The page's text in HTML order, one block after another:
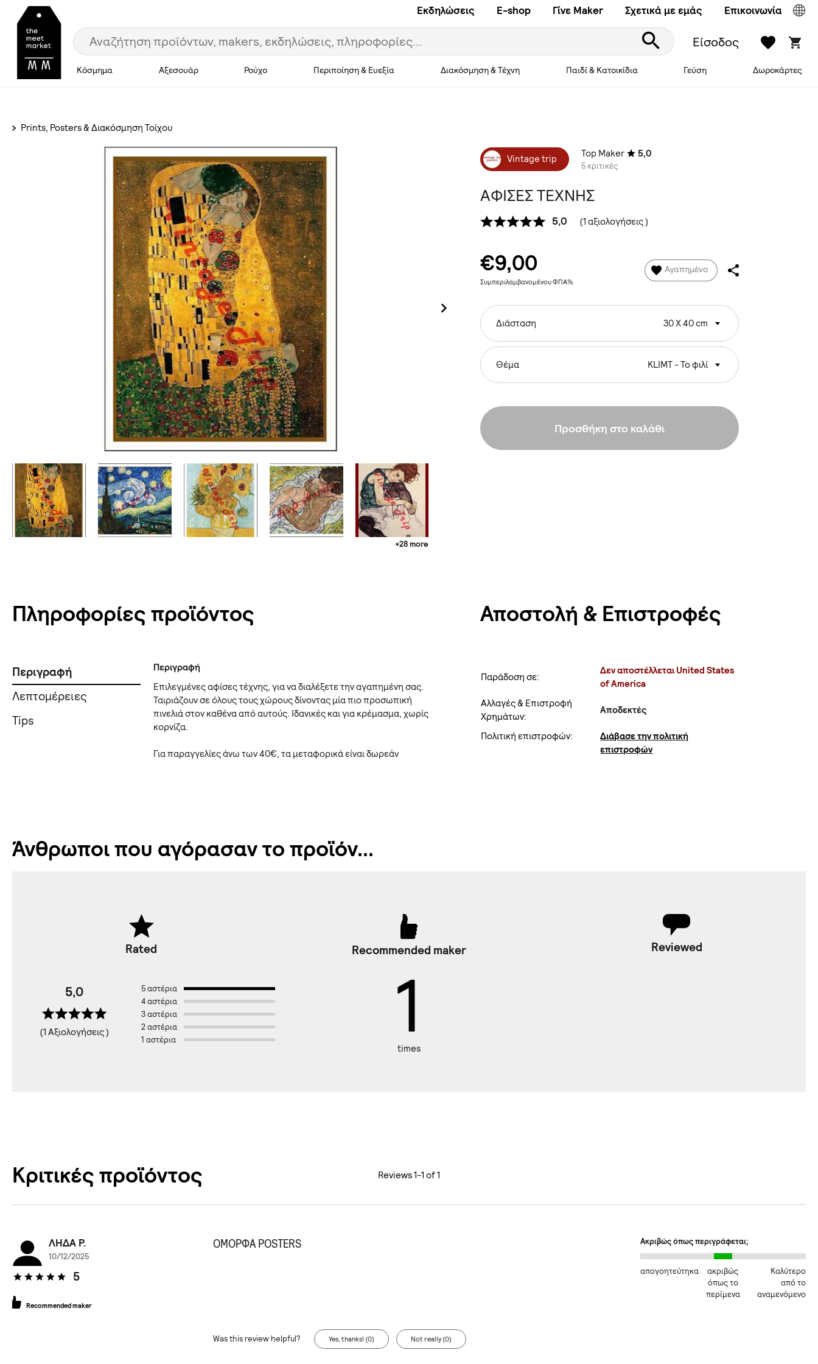
Εκδηλώσεις E-shop Γίνε Maker Σχετικά με εμάς Επικοινωνία
Είσοδος
Κόσμημα Αξεσουάρ Ρούχο Περιποίηση & Ευεξία Διακόσμηση & Τέχνη Παιδί & Κατοικίδια Γεύση Δωροκάρτες
Prints, Posters & Διακόσμηση Τοίχου
+28 more
Vintage trip Top Maker 5,0
5 κριτικές
ΑΦΙΣΕΣ ΤΕΧΝΗΣ
5,0 (1 αξιολογήσεις )
€9,00
Συμπεριλαμβανομένου ΦΠΑ%
Αγαπημένο
Διάσταση 30 Χ 40 cm
Θέμα KLIMT - Το φιλί
Προσθήκη στο καλάθι
Πληροφορίες προϊόντος
Περιγραφή
Λεπτομέρειες
Tips
Περιγραφή
Επιλεγμένες αφίσες τέχνης, για να διαλέξετε την αγαπημένη σας.
Ταιριάζουν σε όλους τους χώρους δίνοντας μία πιο προσωπική
πινελιά στον καθένα από αυτούς. Ιδανικές και για κρέμασμα, χωρίς
κορνίζα.
Για παραγγελίες άνω των 40€, τα μεταφορικά είναι δωρεάν
Αποστολή & Επιστροφές
Παράδοση σε:
Δεν αποστέλλεται United States
of America
Αλλαγές & Επιστροφή
Χρημάτων:
Αποδεκτές
Πολιτική επιστροφών:
Διάβασε την πολιτική
επιστροφών
Άνθρωποι που αγόρασαν το προϊόν...
Rated
5,0
(1 Αξιολογήσεις )
5 αστέρια
4 αστέρια
3 αστέρια
2 αστέρια
1 αστέρια
Recommended maker
1
times
Reviewed
Κριτικές προϊόντος Reviews 1-1 of 1
ΛΗΔΑ P.
10/12/2025
5
Recommended maker
ΟΜΟΡΦΑ POSTERS Ακριβώς όπως περιγράφεται;
απογοητεύτηκα
ακριβώς
όπως το
περίμενα
Καλύτερο
από το
αναμενόμενο
Was this review helpful? Yes, thanks! (0) Not really (0)